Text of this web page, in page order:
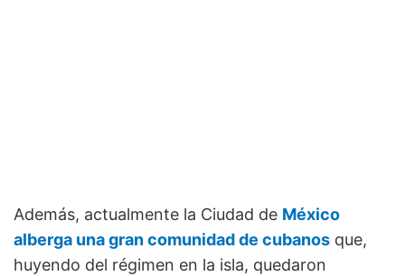
Además, actualmente la Ciudad de México
alberga una gran comunidad de cubanos que,
huyendo del régimen en la isla, quedaron